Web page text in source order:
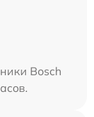
Bosch